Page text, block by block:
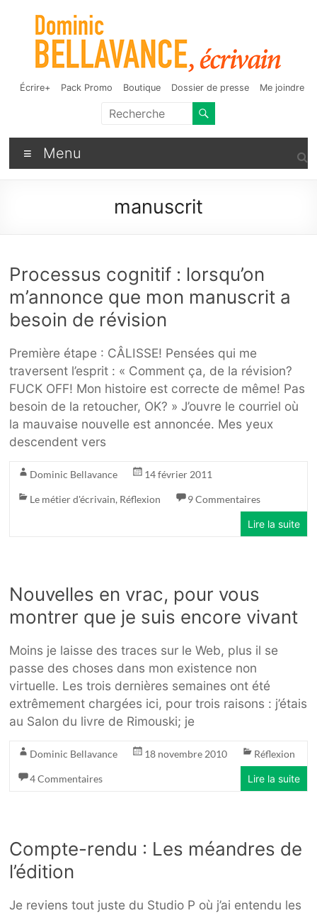
contenu
Dominic Bellavance,
écrivain
Auteur de fantasy, d'humour et d'autres bizarreries
Écrire+ Pack Promo Boutique Dossier de presse Me joindre
Menu
manuscrit
Processus cognitif : lorsqu’on
m’annonce que mon manuscrit a
besoin de révision
Première étape : CÂLISSE! Pensées qui me
traversent l’esprit : « Comment ça, de la révision?
FUCK OFF! Mon histoire est correcte de même! Pas
besoin de la retoucher, OK? » J’ouvre le courriel où
la mauvaise nouvelle est annoncée. Mes yeux
descendent vers
Dominic Bellavance 14 février 2011
Le métier d'écrivain, Réflexion 9 Commentaires
Lire la suite
Nouvelles en vrac, pour vous
montrer que je suis encore vivant
Moins je laisse des traces sur le Web, plus il se
passe des choses dans mon existence non
virtuelle. Les trois dernières semaines ont été
extrêmement chargées ici, pour trois raisons : j’étais
au Salon du livre de Rimouski; je
Dominic Bellavance 18 novembre 2010 Réflexion
4 Commentaires Lire la suite
Compte-rendu : Les méandres de
l’édition
Je reviens tout juste du Studio P où j’ai entendu les